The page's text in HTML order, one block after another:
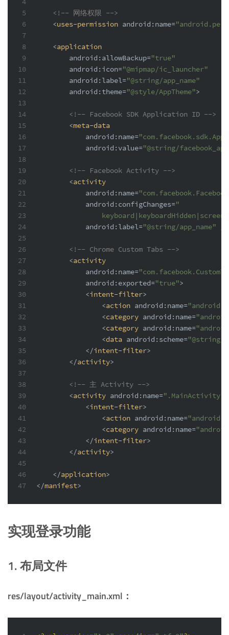
5
6
7
8
9
10
11
12
13
14
15
16
17
18
19
20
21
22
23
24
25
26
27
28
29
30
31
32
33
34
35
36
37
38
39
40
41
42
43
44
45
46
47
<!-- 网络权限 -->
<uses-permission android:name=
<application
android:allowBackup="true"
android:icon="@mipmap/ic_launcher"
android:label="@string/app_name"
android:theme="@style/AppTheme">
<!-- Facebook SDK Application ID -->
<meta-data
android:name=
android:value="@string/
<!-- Facebook Activity -->
<activity
android:name=
android:configChanges="
android:label="@string/app_name"
<!-- Chrome Custom Tabs -->
<activity
android:name=
android:exported="true">
<intent-filter>
<action android:name=
<category android:name=
<category android:name=
<data android:scheme="@string/
</intent-filter>
</activity>
<!-- 主 Activity -->
<activity android:name=".MainActivity"
<intent-filter>
<action android:name=
<category android:name=
</intent-filter>
</activity>
</application>
</manifest>
实现登录功能
1. 布局文件
res/layout/activity_main.xml：